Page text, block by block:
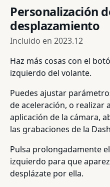
Personalización
desplazamiento
Incluido en 2023.12
Haz más cosas con el
izquierdo del volante.
Puedes ajustar
de aceleración, o realizar
aplicación de la cámara,
las grabaciones de la
Pulsa prolongadamente
izquierdo para que
desplázate por ella.